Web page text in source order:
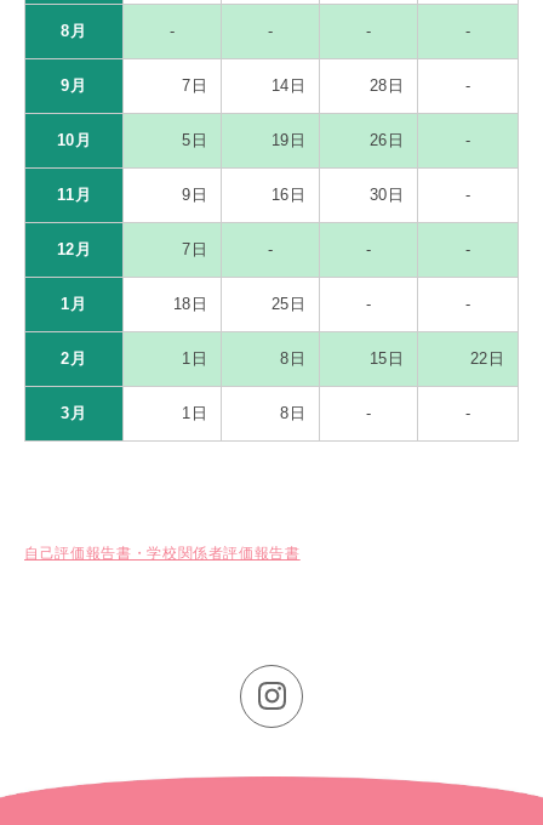
8月 - - - -
9月 7日 14日 28日 -
10月 5日 19日 26日 -
11月 9日 16日 30日 -
12月 7日 - - -
1月 18日 25日 - -
2月 1日 8日 15日 22日
3月 1日 8日 - -
自己評価報告書・学校関係者評価報告書